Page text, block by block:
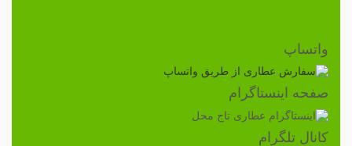
واتساپ
صفحه اینستاگرام
کانال تلگرام